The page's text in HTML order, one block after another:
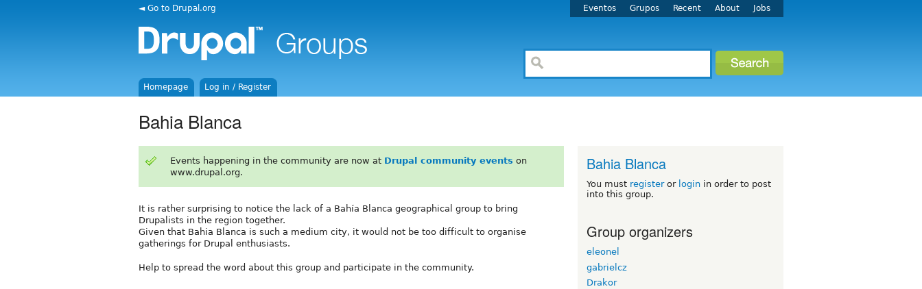
◄ Go to Drupal.org Eventos Grupos Recent About Jobs
Homepage Log in / Register
Bahia Blanca
Events happening in the community are now at Drupal community events on
www.drupal.org.
It is rather surprising to notice the lack of a Bahía Blanca geographical group to bring
Drupalists in the region together.
Given that Bahia Blanca is such a medium city, it would not be too difficult to organise
gatherings for Drupal enthusiasts.
Help to spread the word about this group and participate in the community.
Bahia Blanca
You must registeror login in order to post
into this group.
Group organizers
eleonel
gabrielcz
Drakor